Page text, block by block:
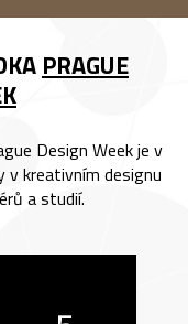
PRAGUE
Design Week je v
v kreativním designu
a studií.